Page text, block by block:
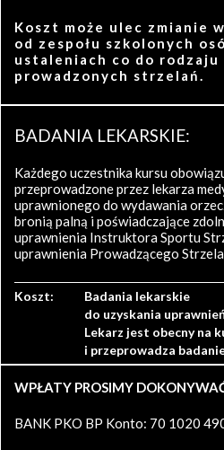
Koszt może ulec zmianie
od zespołu szkolonych
ustaleniach co do
prowadzonych strzelań.
BADANIA LEKARSKIE:
Każdego uczestnika kursu
przeprowadzone przez lekarza
uprawnionego do wydawania
bronią palną i poświadczające
uprawnienia Instruktora Sportu
uprawnienia Prowadzącego
Koszt:
Badania lekarskie
do uzyskania
Lekarz jest obecny na
i przeprowadza
WPŁATY PROSIMY
BANK PKO BP Konto: 70 1020